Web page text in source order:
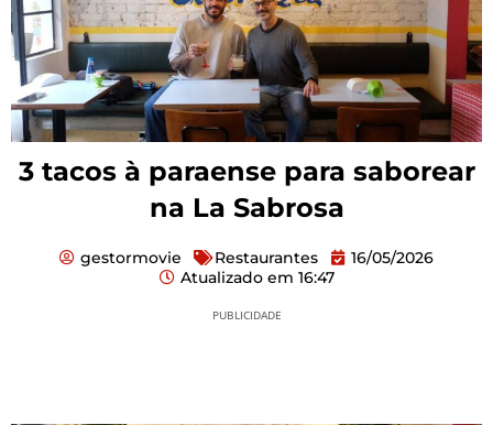
3 tacos à paraense para saborear
na La Sabrosa
gestormovie Restaurantes
16/05/2026
Atualizado em 16:47
PUBLICIDADE